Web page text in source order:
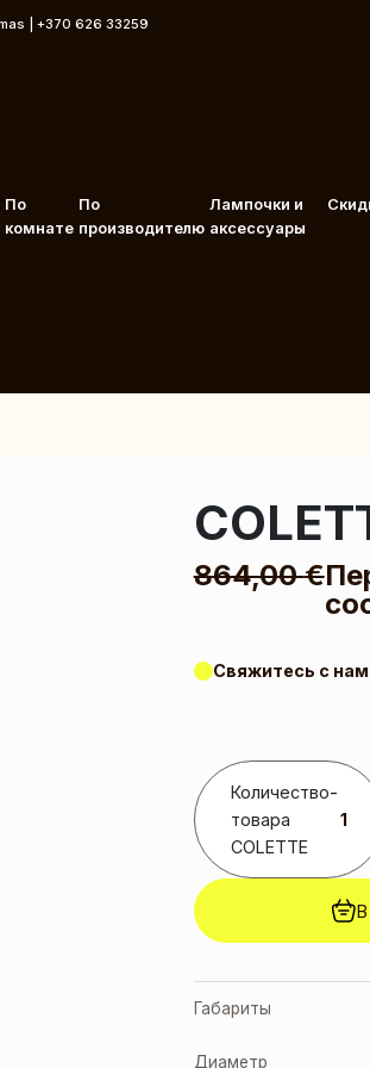
| +370 626 33259
По
комнате
По
производителю
Лампочки и
аксессуары
864,00€
Свяжитесь с
Количество
товара
COLETTE
-
В
Габариты
Диаметр